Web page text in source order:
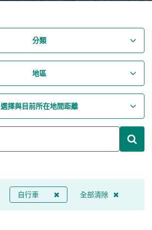
分類
地區
選擇與目前所在地間距離
自行車 全部清除